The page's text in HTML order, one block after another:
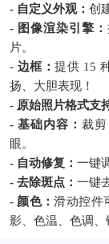
- 自定义外观： 创
- 图像渲染引擎：
片。
- 边框：提供 15
扬、大胆表现！
- 原始照片格式支
- 基础内容： 裁
眼。
- 自动修复： 一键
- 去除斑点： 一键
- 颜色：滑动控件
影、色温、色调、